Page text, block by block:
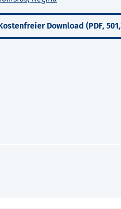
Download (PDF,